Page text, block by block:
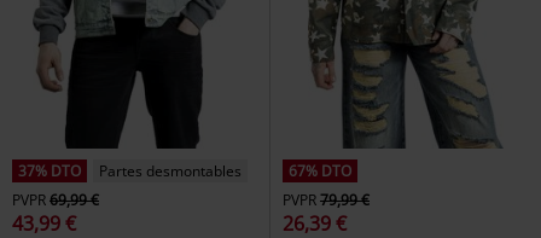
37% DTO
Partes desmontables
PVPR69,99 €
43,99 €
67% DTO
PVPR79,99 €
26,39 €